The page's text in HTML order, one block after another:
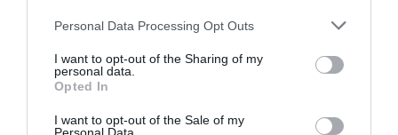
Please note that this website/app uses one or more Google
not limited to your visit or usage behaviour. You may click to
grant or deny consent to Google and its third-party tags to
use your data for below specified purposes in below Google
consent section.
Personal Data Processing Opt Outs
I want to opt-out of the Sharing of my
personal data.
Opted In
I want to opt-out of the Sale of my
Ne maradjon le a legfrissebb hírekről, kövessen
bennünket az EGRI ÜGYEK Google Hírek oldalán!